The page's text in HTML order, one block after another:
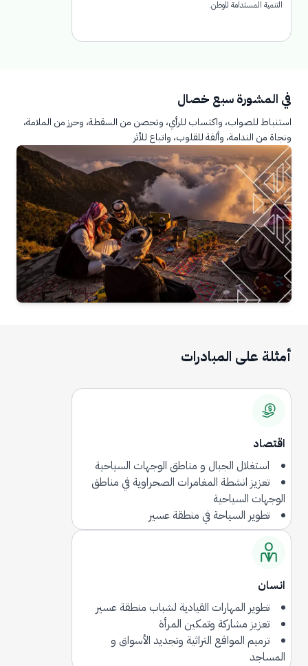
التنمية المستدامة للوطن.
في المشورة سبع خصال
استنباط للصواب، واكتساب للرأي، وتحصن من السقطة، وحرز من الملامة،
ونجاة من الندامة، وألفة للقلوب، واتباع للأثر
في
أمثلة على المبادرات
اقتصاد
استغلال الجبال و مناطق الوجهات السياحية
تعزيز انشطة المغامرات الصحراوية في مناطق
الوجهات السياحية
تطوير السياحة في منطقة عسير
انسان
تطوير المهارات القيادية لشباب منطقة عسير
تعزيز مشاركة وتمكين المرأة
ترميم المواقع التراثية وتجديد الأسواق و
المساجد